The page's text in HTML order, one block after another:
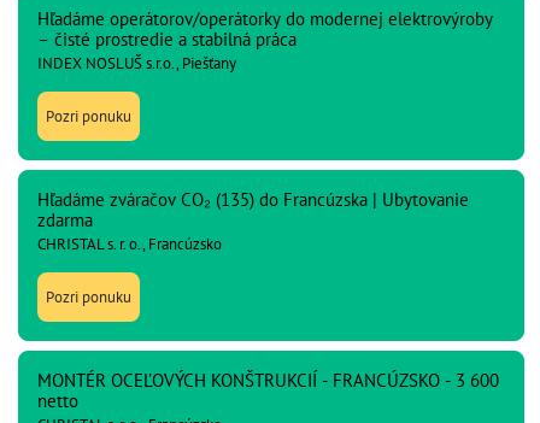
Hľadáme operátorov/operátorky do modernej elektrovýroby
– čisté prostredie a stabilná práca
INDEX NOSLUŠ s.r.o., Piešťany
Pozri ponuku
Hľadáme zváračov CO₂ (135) do Francúzska | Ubytovanie
zdarma
CHRISTAL s. r. o., Francúzsko
Pozri ponuku
MONTÉR OCEĽOVÝCH KONŠTRUKCIÍ - FRANCÚZSKO - 3 600
netto